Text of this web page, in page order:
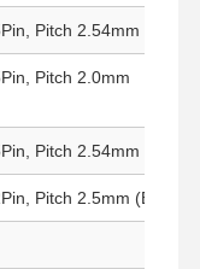
Pitch 2.54mm
Pitch 2.0mm
Pitch 2.54mm
Pitch 2.5mm